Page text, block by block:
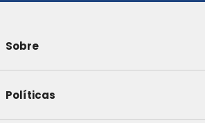
Sobre
Políticas